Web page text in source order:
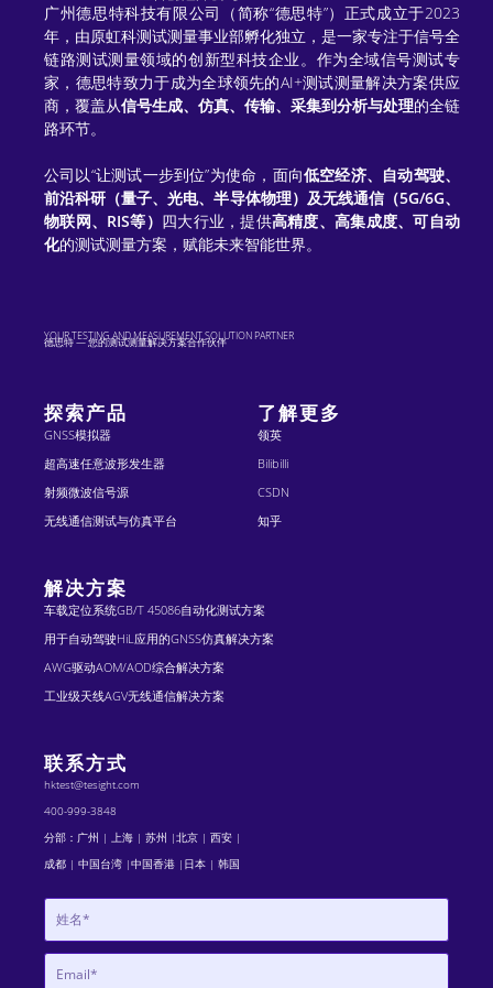
广州德思特科技有限公司（简称“德思特”）正式成立于2023
年，由原虹科测试测量事业部孵化独立，是一家专注于信号全
链路测试测量领域的创新型科技企业。作为全域信号测试专
家，德思特致力于成为全球领先的AI+测试测量解决方案供应
商，覆盖从信号生成、仿真、传输、采集到分析与处理的全链
路环节。
公司以“让测试一步到位”为使命，面向低空经济、自动驾驶、
前沿科研（量子、光电、半导体物理）及无线通信（5G/6G、
物联网、RIS等） 四大行业，提供高精度、高集成度、可自动
化的测试测量方案，赋能未来智能世界。
德思特 — 您的测试测量解决方案合作伙伴
YOUR TESTING AND MEASUREMENT SOLUTION PARTNER
探索产品
GNSS模拟器
超高速任意波形发生器
射频微波信号源
无线通信测试与仿真平台
了解更多
领英
Bilibilli
CSDN
知乎
解决方案
车载定位系统GB/T 45086自动化测试方案
用于自动驾驶HiL应用的GNSS仿真解决方案
AWG驱动AOM/AOD综合解决方案
工业级天线AGV无线通信解决方案
联系方式
hktest@tesight.com
400-999-3848
分部：广州 | 上海 | 苏州 |北京 | 西安 |
成都 | 中国台湾 |中国香港 |日本 | 韩国